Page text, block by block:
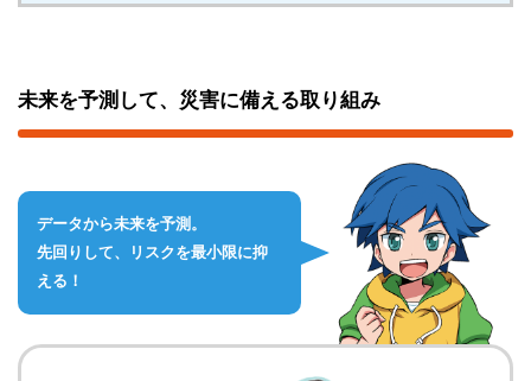
未来を予測して、災害に備える取り組み
データから未来を予測。
先回りして、リスクを最小限に抑
える！